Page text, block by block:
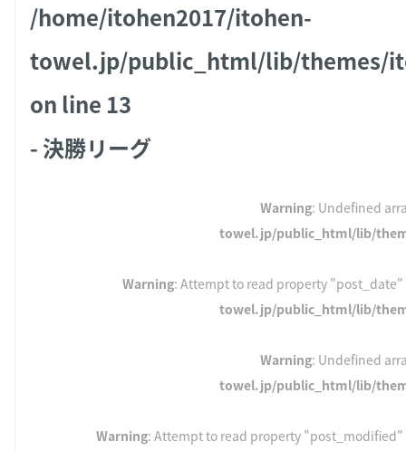
/home/itohen2017/itohen-
towel.jp/public_html/lib/themes/
on line 13
- 決勝リーグ
Warning: Undefined
towel.jp/public_html/lib/
Warning: Attempt to read property
towel.jp/public_html/lib/
Warning: Undefined
towel.jp/public_html/lib/
Warning: Attempt to read property